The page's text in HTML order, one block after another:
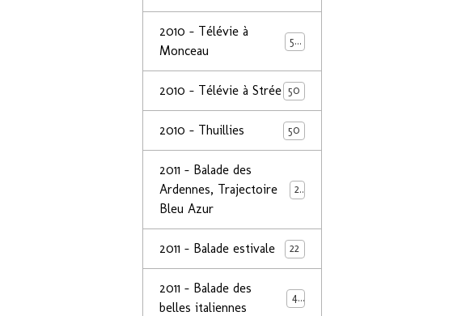
2010 - Télévie à
Monceau
50
2010 - Télévie à Strée 50
2010 - Thuillies 50
2011 - Balade des
Ardennes, Trajectoire
Bleu Azur
24
2011 - Balade estivale 22
2011 - Balade des
belles italiennes
49